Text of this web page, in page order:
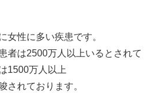
女性に多い疾患です。
者は2500万人以上いるとされて
1500万人以上
されております。